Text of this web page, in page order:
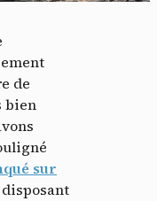
de
bien
sur